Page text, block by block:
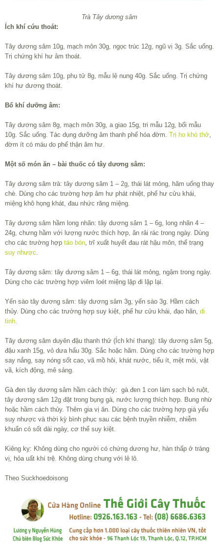
Trà Tây dương sâm
Ích khí cứu thoát:
Tây dương sâm 10g, mạch môn 30g, ngọc trúc 12g, ngũ vị 3g. Sắc uống.
Trị chứng khí hư âm thoát.
Tây dương sâm 10g, phụ tử 8g, mẫu lệ nung 40g. Sắc uống. Trị chứng
khí hư dương thoát.
Bổ khí dưỡng âm:
Tây dương sâm 8g, mạch môn 30g, a giao 15g, tri mẫu 12g, bối mẫu
10g. Sắc uống. Tác dụng dưỡng âm thanh phế hóa đờm. Trị ho khó thở,
đờm ít có máu do phế thận âm hư.
Một số món ăn – bài thuốc có tây dương sâm:
Tây dương sâm trà: tây dương sâm 1 – 2g, thái lát mỏng, hãm uống thay
chè. Dùng cho các trường hợp âm hư phát nhiệt, phế hư cửu khái,
miệng khô họng khát, đau nhức răng miệng.
Tây dương sâm hầm long nhãn: tây dương sâm 1 – 6g, long nhãn 4 –
24g, chưng hầm với lượng nước thích hợp, ăn rải rác trong ngày. Dùng
cho các trường hợp táo bón, trĩ xuất huyết đau rát hậu môn, thể trạng
suy nhược.
Tây dương sâm: tây dương sâm 1 – 6g, thái lát mỏng, ngậm trong ngày.
Dùng cho các trường hợp viêm loét miệng lặp đi lặp lại.
Yến sào tây dương sâm: tây dương sâm 3g, yến sào 3g. Hầm cách
thủy. Dùng cho các trường hợp suy kiệt, phế hư cửu khái, đạo hãn, di
tinh.
Tây dương sâm duyên đậu thanh thử (Ích khí thang): tây dương sâm 5g,
đậu xanh 15g, vỏ dưa hấu 30g. Sắc hoặc hãm. Dùng cho các trường hợp
say nắng, say nóng sốt cao, vã mồ hôi, khát nước, tiểu ít, mệt mỏi, vật
vã, kích động, mê sảng.
Gà đen tây dương sâm hầm cách thủy: gà đen 1 con làm sạch bỏ ruột,
tây dương sâm 12g đặt trong bụng gà, nước lượng thích hợp. Bung nhừ
hoặc hầm cách thủy. Thêm gia vị ăn. Dùng cho các trường hợp già yếu
suy nhược và thời kỳ bình phục sau các bệnh truyền nhiễm, nhiễm
khuẩn có sốt dài ngày, cơ thể suy kiệt.
Kiêng kỵ: Không dùng cho người có chứng dương hư, hàn thấp ở tràng
vị, hỏa uất khí trệ. Không dùng chung với lê lô.
Theo Suckhoedoisong